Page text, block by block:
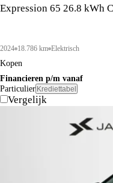
Expression 65 26.8 kWh
2024 18.786 km Elektrisch
Kopen
Financieren p/m vanaf
Particulier Krediettabel
Vergelijk